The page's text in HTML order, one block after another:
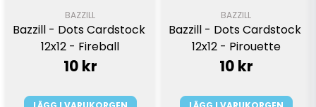
BAZZILL
Bazzill - Dots Cardstock
12x12 - Fireball
10 kr
BAZZILL
Bazzill - Dots Cardstock
12x12 - Pirouette
10 kr